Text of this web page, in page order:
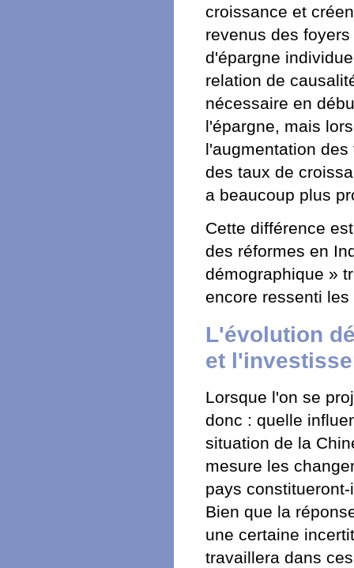
croissance et
revenus des
d'épargne
relation de
nécessaire en
l'épargne, mais
l'augmentation
des taux de
a beaucoup plus
Cette différence
des réformes en
démographique »
encore ressenti
L'évolution
et
Lorsque l'on se
donc : quelle
situation de la
mesure les
pays
Bien que la
une certaine
travaillera dans